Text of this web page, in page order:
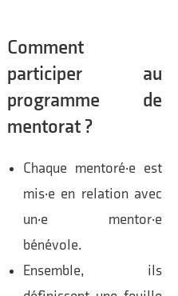
Comment
participer au
programme de
mentorat ?
Chaque mentoré·e est
mis·e en relation avec
un·e mentor·e
bénévole.
Ensemble, ils